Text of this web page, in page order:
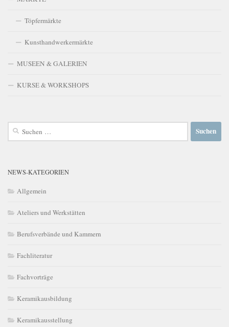
Töpfermärkte
Kunsthandwerkermärkte
MUSEEN & GALERIEN
KURSE & WORKSHOPS
Suchen
NEWS-KATEGORIEN
Allgemein
Ateliers und Werkstätten
Berufsverbände und Kammern
Fachliteratur
Fachvorträge
Keramikausbildung
Keramikausstellung